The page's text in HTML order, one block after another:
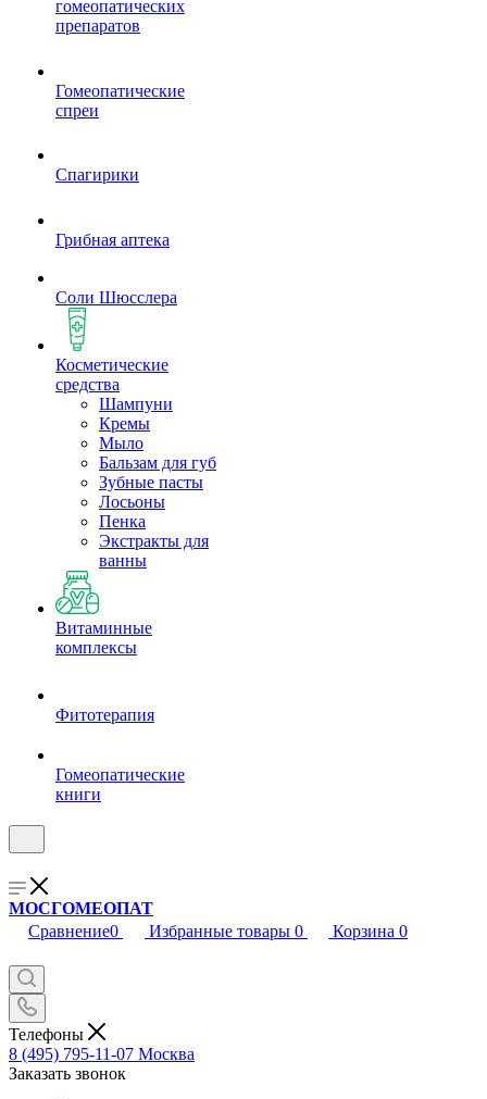
гомеопатических
препаратов
Гомеопатические
спреи
Спагирики
Грибная аптека
Соли Шюсслера
Косметические
средства
Шампуни
Кремы
Мыло
Бальзам для губ
Зубные пасты
Лосьоны
Пенка
Экстракты для
ванны
Витаминные
комплексы
Фитотерапия
Гомеопатические
книги
МОСГОМЕОПАТ
Сравнение0 Избранные товары 0 Корзина 0
Телефоны
8 (495) 795-11-07 Москва
Заказать звонок